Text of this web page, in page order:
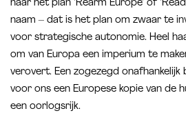
naar het plan ‘Rearm Europe’ of
naam – dat is het plan om zwaar te
voor strategische autonomie. Heel
om van Europa een imperium te
verovert. Een zogezegd onafhankelijk
voor ons een Europese kopie van de
een oorlogsrijk.